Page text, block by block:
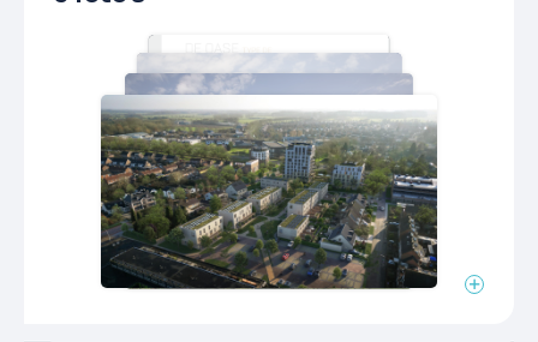
Aantal kamers
Aantal woonlagen 1 woonlagen
Voorzieningen
Isolatie Volledig geisoleerd
Verwarming
Vloerverwarming
gedeeltelijk, warmtepomp